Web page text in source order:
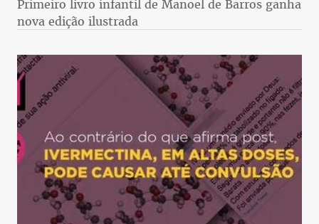
Primeiro livro infantil de Manoel de Barros ganha
nova edição ilustrada